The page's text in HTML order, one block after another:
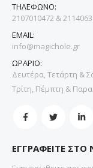
ΤΗΛΕΦΩΝΟ:
2107010472 &
EMAIL:
info@magichole.gr
ΩΡΑΡΙΟ:
Δευτέρα, Τετάρτη &
Τρίτη, Πέμπτη &
ΕΓΓΡΑΦΕΙΤΕ ΣΤΟ